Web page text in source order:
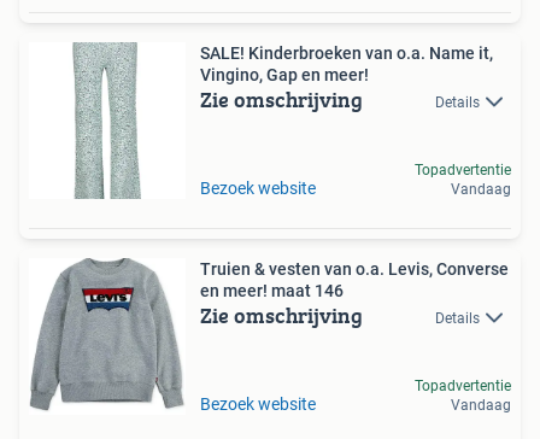
SALE! Kinderbroeken van o.a. Name it,
Vingino, Gap en meer!
Zie omschrijving Details
Bezoek website
Topadvertentie
Vandaag
Truien & vesten van o.a. Levis, Converse
en meer! maat 146
Zie omschrijving Details
Bezoek website
Topadvertentie
Vandaag